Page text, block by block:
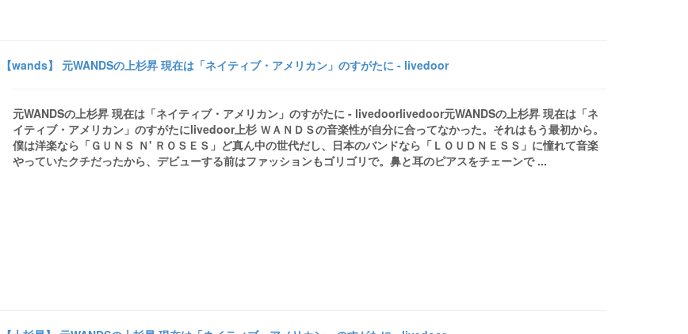
【wands】 元WANDSの上杉昇 現在は「ネイティブ・アメリカン」のすがたに - livedoor
元WANDSの上杉昇 現在は「ネイティブ・アメリカン」のすがたに - livedoorlivedoor元WANDSの上杉昇 現在は「ネ
イティブ・アメリカン」のすがたにlivedoor上杉 ＷＡＮＤＳの音楽性が自分に合ってなかった。それはもう最初から。
僕は洋楽なら「ＧＵＮＳ Ｎ' ＲＯＳＥＳ」ど真ん中の世代だし、日本のバンドなら「ＬＯＵＤＮＥＳＳ」に憧れて音楽
やっていたクチだったから、デビューする前はファッションもゴリゴリで。鼻と耳のピアスをチェーンで ...